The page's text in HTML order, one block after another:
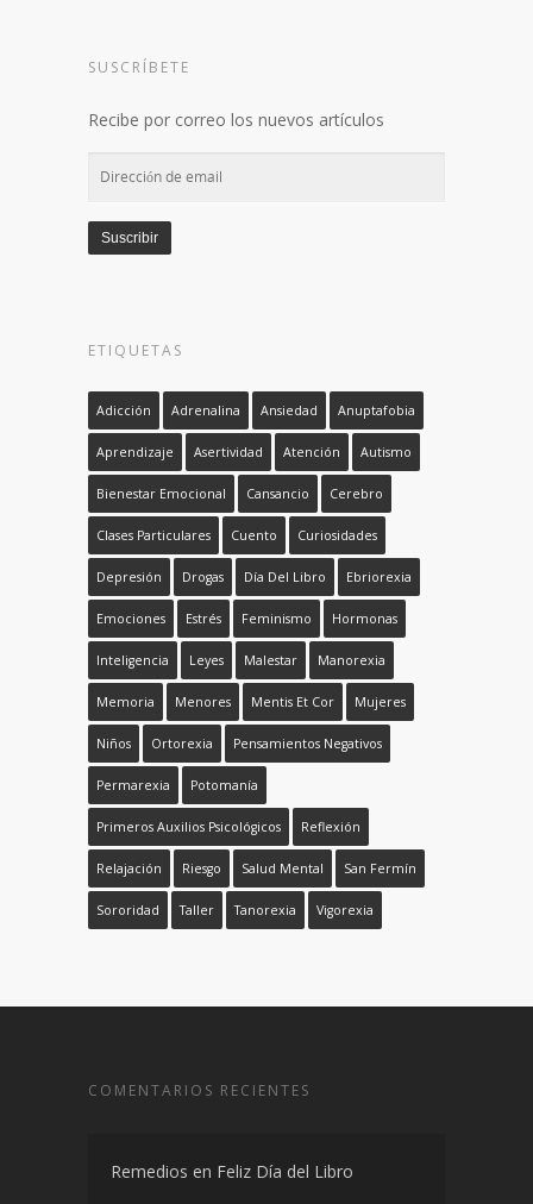
SUSCRÍBETE
Recibe por correo los nuevos artículos
Dirección
email
Suscribir
ETIQUETAS
Adicción Adrenalina Ansiedad Anuptafobia
Aprendizaje Asertividad Atención Autismo
Bienestar Emocional Cansancio Cerebro
Clases Particulares Cuento Curiosidades
Depresión Drogas Día Del Libro Ebriorexia
Emociones Estrés Feminismo Hormonas
Inteligencia Leyes Malestar Manorexia
Memoria Menores Mentis Et Cor Mujeres
Niños Ortorexia Pensamientos Negativos
Permarexia Potomanía
Primeros Auxilios Psicológicos Reflexión
Relajación Riesgo Salud Mental San Fermín
Sororidad Taller Tanorexia Vigorexia
COMENTARIOS RECIENTES
Remedios en Feliz Día del Libro